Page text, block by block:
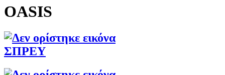
OASIS
ΣΠΡΕΥ